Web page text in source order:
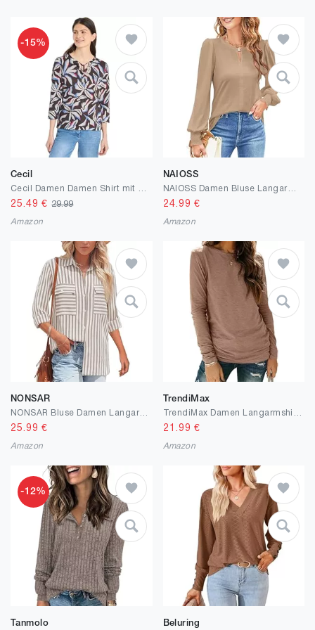
-15%
Cecil
25.49 €29.99
Amazon
NAIOSS
NAIOSS Damen Bluse Langarm Elegant Oberteile Herbst Langarmshirt V-Ausschnitt Puffärmel Shirts Casual Tops
24.99 €
Amazon
NONSAR
NONSAR Bluse Damen Langarm Streifen Oberteile Casual Gestreiftes Hemd Baumwolle Tunika Langarmshirt Tops Leinenbluse
25.99 €
Amazon
TrendiMax
21.99 €
Amazon
-12%
Tanmolo
Beluring